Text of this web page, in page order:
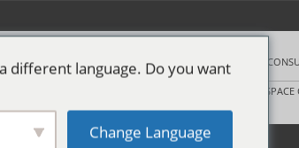
Services Promotion
different language. Do you want
Change Language